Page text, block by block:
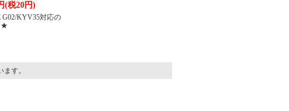
(税20円)
G02/KYV35対応の
★
す。